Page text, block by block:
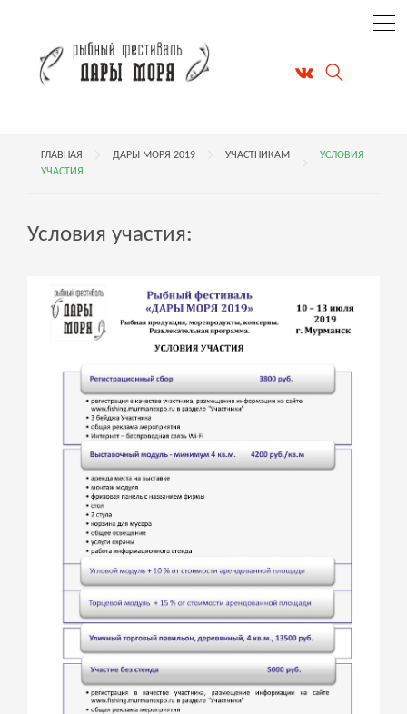
ГЛАВНАЯ ДАРЫ МОРЯ 2019 УЧАСТНИКАМ
УСЛОВИЯ
УЧАСТИЯ
Условия участия: